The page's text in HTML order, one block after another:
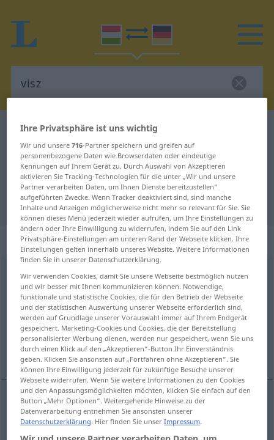
Ungarisch-Deutsch Wörterbuch
Ungarisch-Deutsch Übersetzung
für "visz"
"visz" Deutsch Übersetzung
„visz“
visz <infvinni>
Übersicht aller Übersetzungen
(Für mehr Details die Übersetzung anklicken/antippen)
tragen, bringen, mitnehmen, hinführen,
mitbringen, fahren
tragen visz
Ihre Privatsphäre ist uns wichtig
Wir und unsere716-Partner speichern und greifen auf
personenbezogene Daten wie Browserdaten oder eindeutige
Kennungen auf Ihrem Gerät zu. Durch Auswahl von Akzeptieren
aktivieren Sie Tracking-Technologien für die unter „Wir und unsere
Partner verarbeiten Daten, um Ihnen Dienste bereitzustellen“
aufgeführten Zwecke. Wenn Tracker deaktiviert sind, sind manche
Inhalte und Anzeigen möglicherweise nicht mehr so relevant für Sie. Sie
können dieses Menü jederzeit wieder aufrufen, um Ihre Einstellungen zu
ändern oder Ihre Einwilligung zu widerrufen, indem Sie auf den Link
Privatsphäre-Einstellungen am unteren Rand der Webseite klicken. Ihre
Einstellungen gelten innerhalb unseres Website. Weitere Informationen
finden Sie in unserer Datenschutzerklärung.
Wir verwenden Cookies, damit Sie unsere Webseite bestmöglich nutzen
und wir besser mit Ihnen kommunizieren können. Notwendige,
funktionale und statistische Cookies, die für den Betrieb der Webseite
und der statistischen Auswertung unserer Webseite erforderlich sind,
werden auf Grundlage unserer Vorauswahl immer auf Ihrem Endgerät
gespeichert. Marketing-Cookies und Cookies, die der Bereitstellung
personalisierter Werbung dienen, werden nur gespeichert, wenn Sie uns
durch einen Klick auf den „Akzeptieren“-Button Ihr Einverständnis
geben. Klicken Sie ansonsten auf „Fortfahren ohne Akzeptieren“. Sie
können Ihre Einwilligung jederzeit für zukünftige Besuche unserer
Webseite widerrufen. Wenn Sie weitere Informationen zu den Cookies
und den Anpassungsmöglichkeiten möchten, klicken Sie einfach auf den
Button „Mehr Optionen“. Weitergehende Hinweise zu der
Datenverarbeitung entnehmen Sie ansonsten unserer
Datenschutzerklärung. Hier finden Sie unserImpressum.